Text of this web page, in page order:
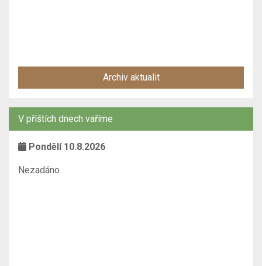
Archiv aktualit
V příštích dnech vaříme
Pondělí 10.8.2026
Nezadáno